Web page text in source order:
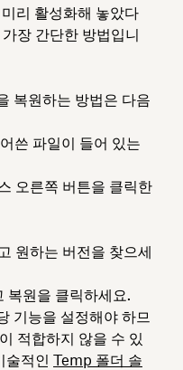
리 활성화해 놓았다
장 간단한 방법입니
복원하는 방법은 다음
쓴 파일이 들어 있는
오른쪽 버튼을 클릭한
원하는 버전을 찾으세
복원을 클릭하세요.
기능을 설정해야 하므
적합하지 않을 수 있
술적인 Temp 폴더 솔